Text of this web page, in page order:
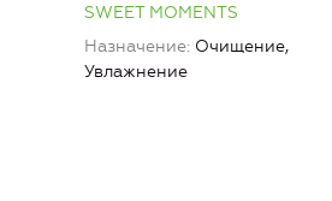
SWEET MOMENTS
Назначение Очищение,
Увлажнение